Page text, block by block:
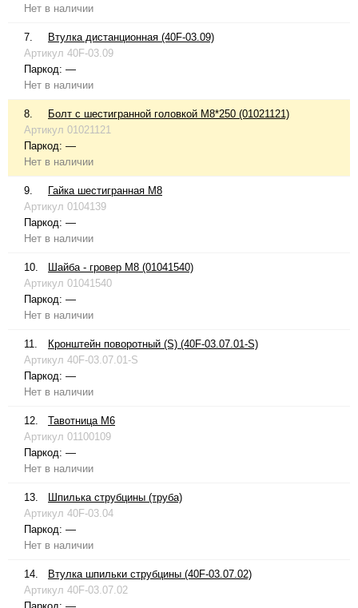
Нет в наличии
7.
Втулка дистанционная (40F-03.09)
Артикул 40F-03.09
Паркод: —
Нет в наличии
8.
Болт с шестигранной головкой М8*250 (01021121)
Артикул 01021121
Паркод: —
Нет в наличии
9.
Гайка шестигранная М8
Артикул 0104139
Паркод: —
Нет в наличии
10.
Шайба - гровер М8 (01041540)
Артикул 01041540
Паркод: —
Нет в наличии
11.
Кронштейн поворотный (S) (40F-03.07.01-S)
Артикул 40F-03.07.01-S
Паркод: —
Нет в наличии
12.
Тавотница М6
Артикул 01100109
Паркод: —
Нет в наличии
13.
Шпилька струбцины (труба)
Артикул 40F-03.04
Паркод: —
Нет в наличии
14.
Втулка шпильки струбцины (40F-03.07.02)
Артикул 40F-03.07.02